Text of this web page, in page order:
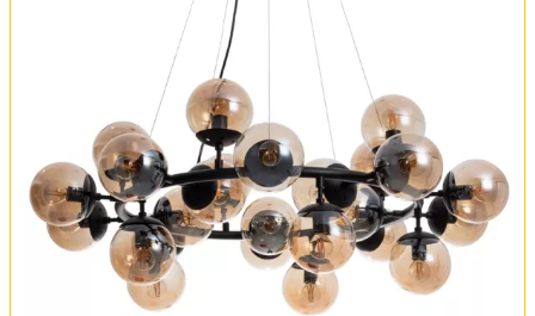
Обмен и возврат
Установка
FAQ
Отзывы